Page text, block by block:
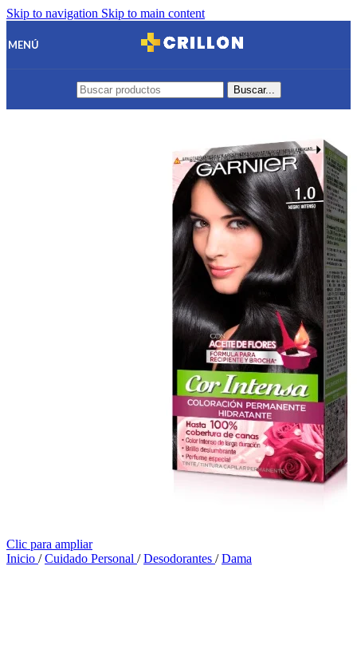
Skip to navigation Skip to main content
MENÚ
Buscar...
Clic para ampliar
Inicio / Cuidado Personal / Desodorantes / Dama